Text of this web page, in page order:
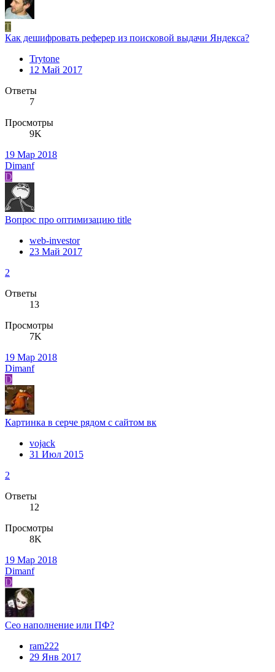
T
Как дешифровать реферер из поисковой выдачи Яндекса?
Trytone
12 Май 2017
Ответы
7
Просмотры
9K
19 Мар 2018
Dimanf
D
Вопрос про оптимизацию title
web-investor
23 Май 2017
2
Ответы
13
Просмотры
7K
19 Мар 2018
Dimanf
D
Картинка в серче рядом с сайтом вк
vojack
31 Июл 2015
2
Ответы
12
Просмотры
8K
19 Мар 2018
Dimanf
D
Сео наполнение или ПФ?
ram222
29 Янв 2017